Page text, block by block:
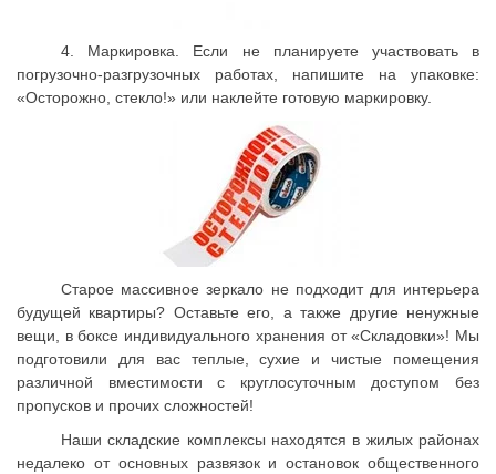
4. Маркировка. Если не планируете участвовать в
погрузочно-разгрузочных работах, напишите на упаковке:
«Осторожно, стекло!» или наклейте готовую маркировку.
Старое массивное зеркало не подходит для интерьера
будущей квартиры? Оставьте его, а также другие ненужные
вещи, в боксе индивидуального хранения от «Складовки»! Мы
подготовили для вас теплые, сухие и чистые помещения
различной вместимости с круглосуточным доступом без
пропусков и прочих сложностей!
Наши складские комплексы находятся в жилых районах
недалеко от основных развязок и остановок общественного